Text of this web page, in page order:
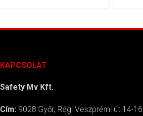
KAPCSOLAT
Safety Mv Kft.
Cím: 9028 Győr, Régi Veszprémi út 14-16.